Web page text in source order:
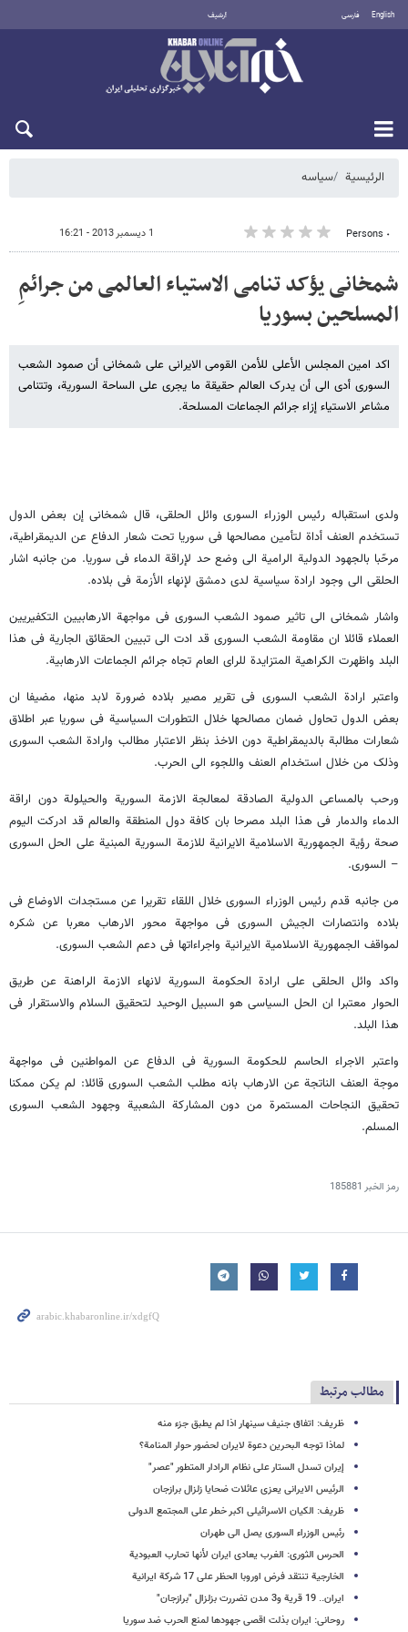
English فارسی أرشيف
الرئيسية سیاسه
٠ Persons 1 ديسمبر 2013 - 16:21
شمخانی یؤکد تنامی الاستیاء العالمی من جرائمِ
المسلحین بسوریا
اکد امین المجلس الأعلى للأمن القومی الایرانی علی شمخانی أن صمود الشعب
السوری أدى الى أن یدرک العالم حقیقة ما یجری على الساحة السوریة، وتتنامى
مشاعر الاستیاء إزاء جرائم الجماعات المسلحة.
ولدى استقباله رئیس الوزراء السوری وائل الحلقی، قال شمخانی إن بعض الدول
تستخدم العنف أداة لتأمین مصالحها فی سوریا تحت شعار الدفاع عن الدیمقراطیة،
مرحّبا بالجهود الدولیة الرامیة الى وضع حد لإراقة الدماء فی سوریا. من جانبه اشار
الحلقی الى وجود ارادة سیاسیة لدى دمشق لإنهاء الأزمة فی بلاده.
واشار شمخانی الی تاثیر صمود الشعب السوری فی مواجهة الارهابیین التکفیریین
العملاء قائلا ان مقاومة الشعب السوری قد ادت الی تبیین الحقائق الجاریة فی هذا
البلد واظهرت الکراهیة المتزایدة للرای العام تجاه جرائم الجماعات الارهابیة.
واعتبر ارادة الشعب السوری فی تقریر مصیر بلاده ضرورة لابد منها، مضیفا ان
بعض الدول تحاول ضمان مصالحها خلال التطورات السیاسیة فی سوریا عبر اطلاق
شعارات مطالبة بالدیمقراطیة دون الاخذ بنظر الاعتبار مطالب وارادة الشعب السوری
وذلک من خلال استخدام العنف واللجوء الی الحرب.
ورحب بالمساعی الدولیة الصادقة لمعالجة الازمة السوریة والحیلولة دون اراقة
الدماء والدمار فی هذا البلد مصرحا بان کافة دول المنطقة والعالم قد ادرکت الیوم
صحة رؤیة الجمهوریة الاسلامیة الایرانیة للازمة السوریة المبنیة علی الحل السوری
– السوری.
من جانبه قدم رئیس الوزراء السوری خلال اللقاء تقریرا عن مستجدات الاوضاع فی
بلاده وانتصارات الجیش السوری فی مواجهة محور الارهاب معربا عن شکره
لمواقف الجمهوریة الاسلامیة الایرانیة واجراءاتها فی دعم الشعب السوری.
واکد وائل الحلقی علی ارادة الحکومة السوریة لانهاء الازمة الراهنة عن طریق
الحوار معتبرا ان الحل السیاسی هو السبیل الوحید لتحقیق السلام والاستقرار فی
هذا البلد.
واعتبر الاجراء الحاسم للحکومة السوریة فی الدفاع عن المواطنین فی مواجهة
موجة العنف الناتجة عن الارهاب بانه مطلب الشعب السوری قائلا: لم یکن ممکنا
تحقیق النجاحات المستمرة من دون المشارکة الشعبیة وجهود الشعب السوری
المسلم.
رمز الخبر 185881
مطالب مرتبط
ظریف: اتفاق جنیف سینهار اذا لم یطبق جزء منه
لماذا توجه البحرین دعوة لایران لحضور حوار المنامة؟
إیران تسدل الستار علی نظام الرادار المتطور "عصر"
الرئیس الایرانی یعزی عائلات ضحایا زلزال برازجان
ظریف: الکیان الاسرائیلی اکبر خطر على المجتمع الدولی
رئیس الوزراء السوری یصل الى طهران
الحرس الثوری: الغرب یعادی ایران لأنها تحارب العبودیة
الخارجیة تنتقد فرض اوروبا الحظر على 17 شرکة ایرانیة
ایران.. 19 قریة و3 مدن تضررت بزلزال "برازجان"
روحانی: ایران بذلت اقصى جهودها لمنع الحرب ضد سوریا